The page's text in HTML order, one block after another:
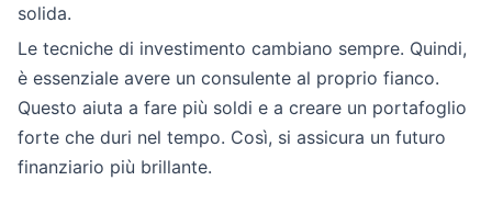
solida.
Le tecniche di investimento cambiano sempre. Quindi,
è essenziale avere un consulente al proprio fianco.
Questo aiuta a fare più soldi e a creare un portafoglio
forte che duri nel tempo. Così, si assicura un futuro
finanziario più brillante.